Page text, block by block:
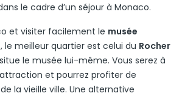
le cadre d’un séjour à Monaco.
et visiter facilement le musée
, le meilleur quartier est celui du Rocher
le musée lui-même. Vous serez à
et pourrez profiter de
la vieille ville. Une alternative